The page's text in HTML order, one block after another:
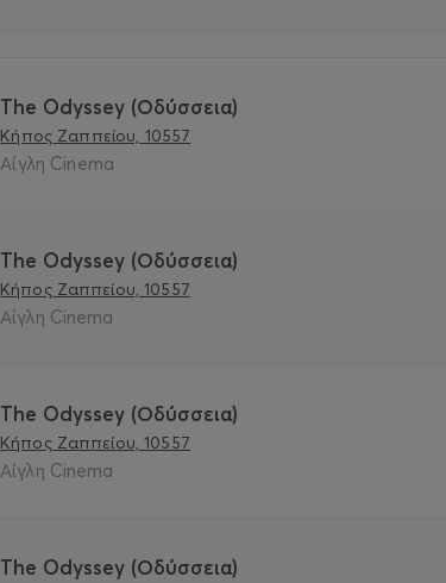
The Odyssey (Οδύσσεια)
Κήπος Ζαππείου, 10557
Αίγλη Cinema
The Odyssey (Οδύσσεια)
Κήπος Ζαππείου, 10557
Αίγλη Cinema
The Odyssey (Οδύσσεια)
Κήπος Ζαππείου, 10557
Αίγλη Cinema
The Odyssey (Οδύσσεια)